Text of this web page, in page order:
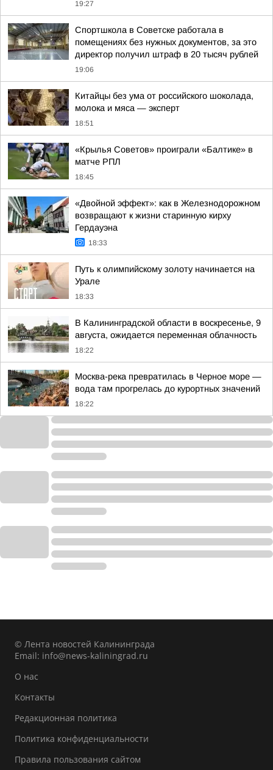
19:27
Спортшкола в Советске работала в
помещениях без нужных документов, за это
директор получил штраф в 20 тысяч рублей
19:06
Китайцы без ума от российского шоколада,
молока и мяса — эксперт
18:51
«Крылья Советов» проиграли «Балтике» в
матче РПЛ
18:45
«Двойной эффект»: как в Железнодорожном
возвращают к жизни старинную кирху
Гердауэна
18:33
Путь к олимпийскому золоту начинается на
Урале
18:33
В Калининградской области в воскресенье, 9
августа, ожидается переменная облачность
18:22
Москва-река превратилась в Черное море —
вода там прогрелась до курортных значений
18:22
© Лента новостей Калининграда
Email: info@news-kaliningrad.ru
О нас
Контакты
Редакционная политика
Политика конфиденциальности
Правила пользования сайтом